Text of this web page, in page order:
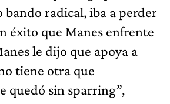
bando radical, iba a perder
éxito que Manes enfrente
le dijo que apoya a
tiene otra que
quedó sin sparring”,